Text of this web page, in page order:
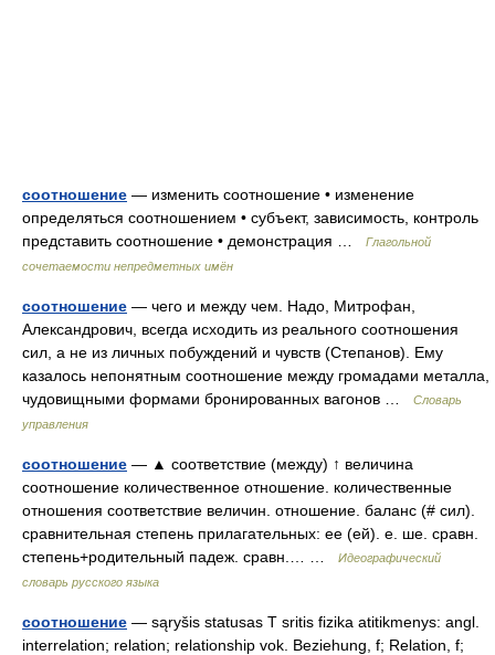
соотношение — изменить соотношение • изменение
определяться соотношением • субъект, зависимость, контроль
представить соотношение • демонстрация …
Глагольной
сочетаемости непредметных имён
соотношение — чего и между чем. Надо, Митрофан,
Александрович, всегда исходить из реального соотношения
сил, а не из личных побуждений и чувств (Степанов). Ему
казалось непонятным соотношение между громадами металла,
чудовищными формами бронированных вагонов …
Словарь
управления
соотношение — ▲ соответствие (между) ↑ величина
соотношение количественное отношение. количественные
отношения соответствие величин. отношение. баланс (# сил).
сравнительная степень прилагательных: ее (ей). е. ше. сравн.
степень+родительный падеж. сравн.… …
Идеографический
словарь русского языка
соотношение — sąryšis statusas T sritis fizika atitikmenys: angl.
interrelation; relation; relationship vok. Beziehung, f; Relation, f;